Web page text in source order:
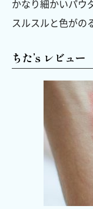
かなり細かいパウ
スルスルと色がの
ちた’s レビュー